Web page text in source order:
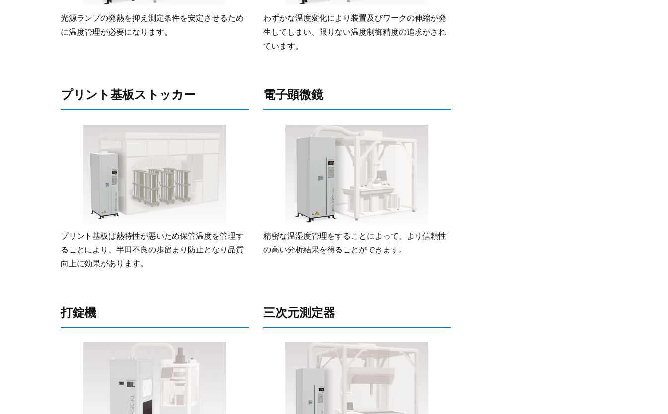
光源ランプの発熱を抑え測定条件を安定させるため
に温度管理が必要になります。
わずかな温度変化により装置及びワークの伸縮が発
生してしまい、限りない温度制御精度の追求がされ
ています。
プリント基板ストッカー
プリント基板は熱特性が悪いため保管温度を管理す
ることにより、半田不良の歩留まり防止となり品質
向上に効果があります。
電子顕微鏡
精密な温湿度管理をすることによって、より信頼性
の高い分析結果を得ることができます。
打錠機 三次元測定器